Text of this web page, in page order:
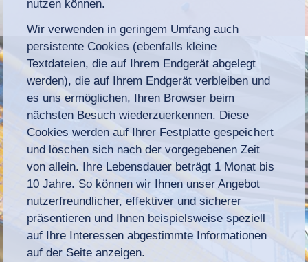
nutzen können.
Wir verwenden in geringem Umfang auch
persistente Cookies (ebenfalls kleine
Textdateien, die auf Ihrem Endgerät abgelegt
werden), die auf Ihrem Endgerät verbleiben und
es uns ermöglichen, Ihren Browser beim
nächsten Besuch wiederzuerkennen. Diese
Cookies werden auf Ihrer Festplatte gespeichert
und löschen sich nach der vorgegebenen Zeit
von allein. Ihre Lebensdauer beträgt 1 Monat bis
10 Jahre. So können wir Ihnen unser Angebot
nutzerfreundlicher, effektiver und sicherer
präsentieren und Ihnen beispielsweise speziell
auf Ihre Interessen abgestimmte Informationen
auf der Seite anzeigen.